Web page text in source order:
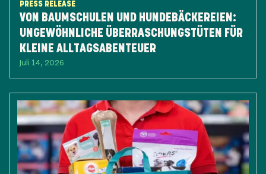
PRESS RELEASE
VON BAUMSCHULEN UND HUNDEBÄCKEREIEN:
UNGEWÖHNLICHE ÜBERRASCHUNGSTÜTEN FÜR
KLEINE ALLTAGSABENTEUER
Juli 14, 2026